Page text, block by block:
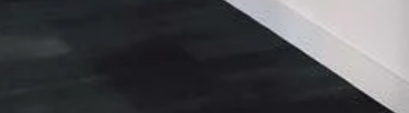
optiquemorelmonteux@gmail.com